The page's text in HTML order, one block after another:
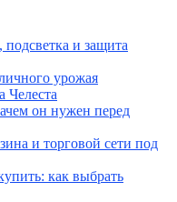
и защита
урожая
Челеста
он нужен перед
и торговой сети под
как выбрать